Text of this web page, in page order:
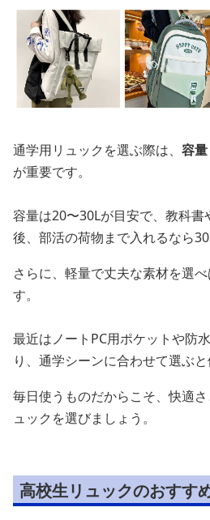
通学用リュックを選ぶ際は、 容
が重要です。
容量は20〜30Lが目安で、教科
後、部活の荷物まで入れるなら
さらに、軽量で丈夫な素材を選
す。
最近はノートPC用ポケットや防
り、通学シーンに合わせて選ぶと
毎日使うものだからこそ、快適
ュックを選びましょう。
高校生リュックのおすす